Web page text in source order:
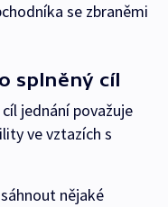
se zbraněmi
splněný cíl
jednání považuje
ve vztazích s
nějaké